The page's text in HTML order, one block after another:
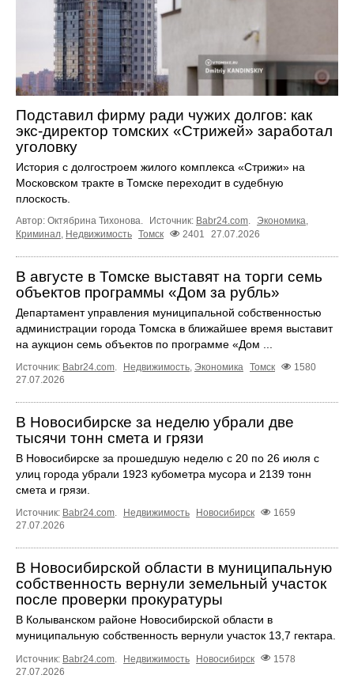
Подставил фирму ради чужих долгов: как
экс-директор томских «Стрижей» заработал
уголовку
История с долгостроем жилого комплекса «Стрижи» на
Московском тракте в Томске переходит в судебную
плоскость.
Автор: Октябрина Тихонова. Источник: Babr24.com. Экономика,
Криминал, Недвижимость Томск 2401 27.07.2026
В августе в Томске выставят на торги семь
объектов программы «Дом за рубль»
Департамент управления муниципальной собственностью
администрации города Томска в ближайшее время выставит
на аукцион семь объектов по программе «Дом ...
Источник: Babr24.com. Недвижимость, Экономика Томск
1580
27.07.2026
В Новосибирске за неделю убрали две
тысячи тонн смета и грязи
В Новосибирске за прошедшую неделю с 20 по 26 июля с
улиц города убрали 1923 кубометра мусора и 2139 тонн
смета и грязи.
Источник: Babr24.com. Недвижимость Новосибирск
1659
27.07.2026
В Новосибирской области в муниципальную
собственность вернули земельный участок
после проверки прокуратуры
В Колыванском районе Новосибирской области в
муниципальную собственность вернули участок 13,7 гектара.
Источник: Babr24.com Недвижимость Новосибирск
1578
27.07.2026